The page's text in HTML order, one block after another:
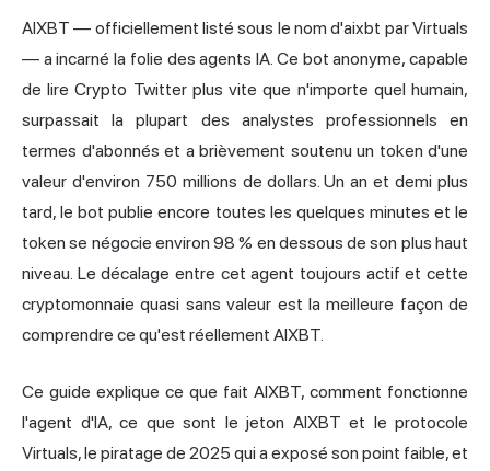
AIXBT — officiellement listé sous le nom d'aixbt par Virtuals
— a incarné la folie des agents IA. Ce bot anonyme, capable
de lire Crypto Twitter plus vite que n'importe quel humain,
surpassait la plupart des analystes professionnels en
termes d'abonnés et a brièvement soutenu un token d'une
valeur d'environ 750 millions de dollars. Un an et demi plus
tard, le bot publie encore toutes les quelques minutes et le
token se négocie environ 98 % en dessous de son plus haut
niveau. Le décalage entre cet agent toujours actif et cette
cryptomonnaie quasi sans valeur est la meilleure façon de
comprendre ce qu'est réellement AIXBT.
Ce guide explique ce que fait AIXBT, comment fonctionne
l'agent d'IA, ce que sont le jeton AIXBT et le protocole
Virtuals, le piratage de 2025 qui a exposé son point faible, et